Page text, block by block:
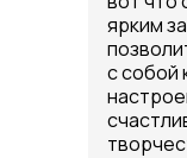
ярким
с собой